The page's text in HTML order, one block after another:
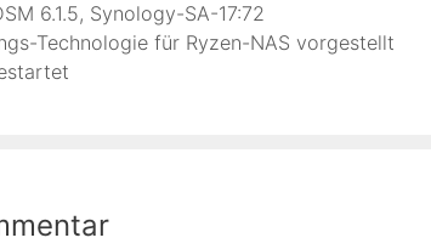
6.1.5, Synology-SA-17:72
Technologie für Ryzen-NAS vorgestellt